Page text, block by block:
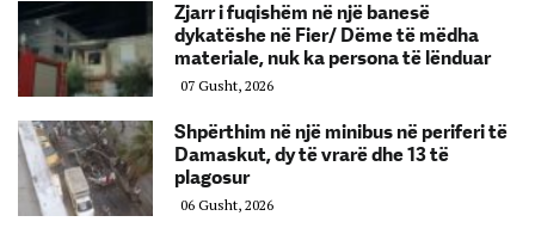
Zjarr i fuqishëm në një banesë
dykatëshe në Fier/ Dëme të mëdha
materiale, nuk ka persona të lënduar
07 Gusht, 2026
Shpërthim në një minibus në periferi të
Damaskut, dy të vrarë dhe 13 të
plagosur
06 Gusht, 2026